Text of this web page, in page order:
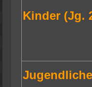
Kinder (Jg.